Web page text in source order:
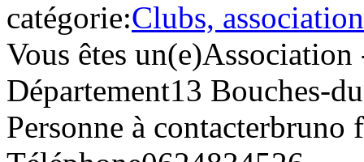
catégorie:Clubs,
Vous êtes un(e)Association
Département13 Bouches-
Personne à contacterbruno